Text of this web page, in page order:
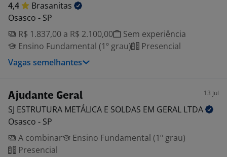
4,4
Brasanitas
Osasco - SP
R$ 1.837,00 a R$ 2.100,00
Sem experiência
Ensino Fundamental (1º grau)
Presencial
Vagas semelhantes
Ajudante Geral 13 jul
SJ ESTRUTURA METÁLICA E SOLDAS EM GERAL LTDA
Osasco - SP
A combinar
Ensino Fundamental (1º grau)
Presencial